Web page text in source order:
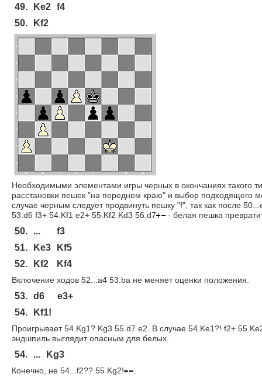
49. Ke2 f4
50.
Kf2
Необходимыми элементами игры черных в окончаниях такого
расстановки пешек "на переднем краю" и выбор подходящего
случае черным следует продвинуть пешку "f", так как после
53.d6 f3+ 54.Kf1 e2+ 55.Kf2 Kd3 56.d7
- белая пешка
50. ...
f3
51.
Ke3
Kf5
52.
Kf2 Kf4
Включение ходов 52...a4 53.ba не меняет оценки положения.
53. d6
e3+
54.
Kf1!
Проигрывает 54.Kg1? Kg3 55.d7 e2. В случае 54.Ke1?! f2+
эндшпиль выглядит опасным для белых.
54. ... Kg3
Конечно, не 54...f2?? 55.Kg2!